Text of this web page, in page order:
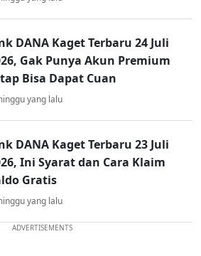
DANA Kaget Terbaru 24 Juli
Gak Punya Akun Premium
Bisa Dapat Cuan
yang lalu
DANA Kaget Terbaru 23 Juli
Ini Syarat dan Cara Klaim
Gratis
yang lalu
ADVERTISEMENTS